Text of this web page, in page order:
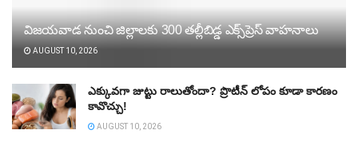
విజయవాడ నుంచి జిల్లాలకు 300 తల్లీబిడ్డ ఎక్స్‌ప్రెస్‌ వాహనాలు
AUGUST 10, 2026
ఎక్కువగా జుట్టు రాలుతోందా? ప్రొటీన్‌ లోపం కూడా కారణం
కావొచ్చు!
AUGUST 10, 2026